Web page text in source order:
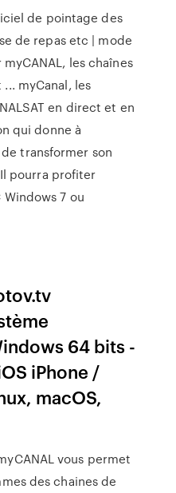
de pointage des
de repas etc | mode
les chaînes
... myCanal, les
en direct et en
qui donne à
transformer son
pourra profiter
7 ou
64 bits -
iPhone /
macOS,
vous permet
des chaines de